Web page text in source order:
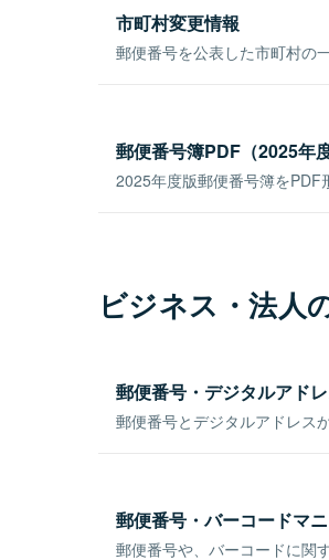
市町村変更情報
郵便番号を公表した市町村の
郵便番号簿PDF（2025年
2025年度版郵便番号簿をPDF
ビジネス・法人
郵便番号・デジタルアド
郵便番号とデジタルアドレス
郵便番号・バーコードマ
郵便番号や、バーコードに関